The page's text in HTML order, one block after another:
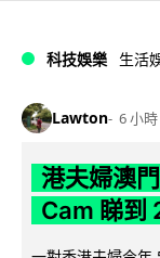
科技娛樂 生活
Lawton 6 小時
港夫婦澳
Cam 睇到